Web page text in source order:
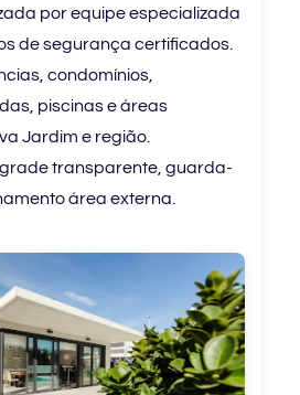
por equipe especializada
de segurança certificados.
condomínios,
piscinas e áreas
Jardim e região.
transparente, guarda-
área externa.